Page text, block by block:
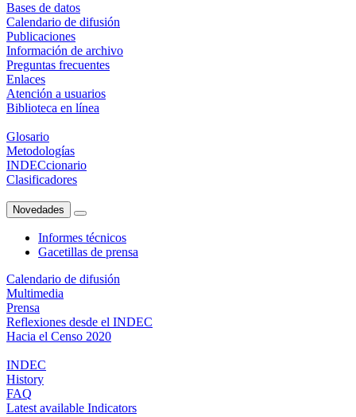
Bases de datos
Calendario de difusión
Publicaciones
Información de archivo
Preguntas frecuentes
Enlaces
Atención a usuarios
Biblioteca en línea
Glosario
Metodologías
INDECcionario
Clasificadores
Novedades
Informes técnicos
Gacetillas de prensa
Calendario de difusión
Multimedia
Prensa
Reflexiones desde el INDEC
Hacia el Censo 2020
INDEC
History
FAQ
Latest available Indicators